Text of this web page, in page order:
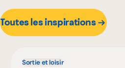
Toutes les inspirations
Sortie et loisir